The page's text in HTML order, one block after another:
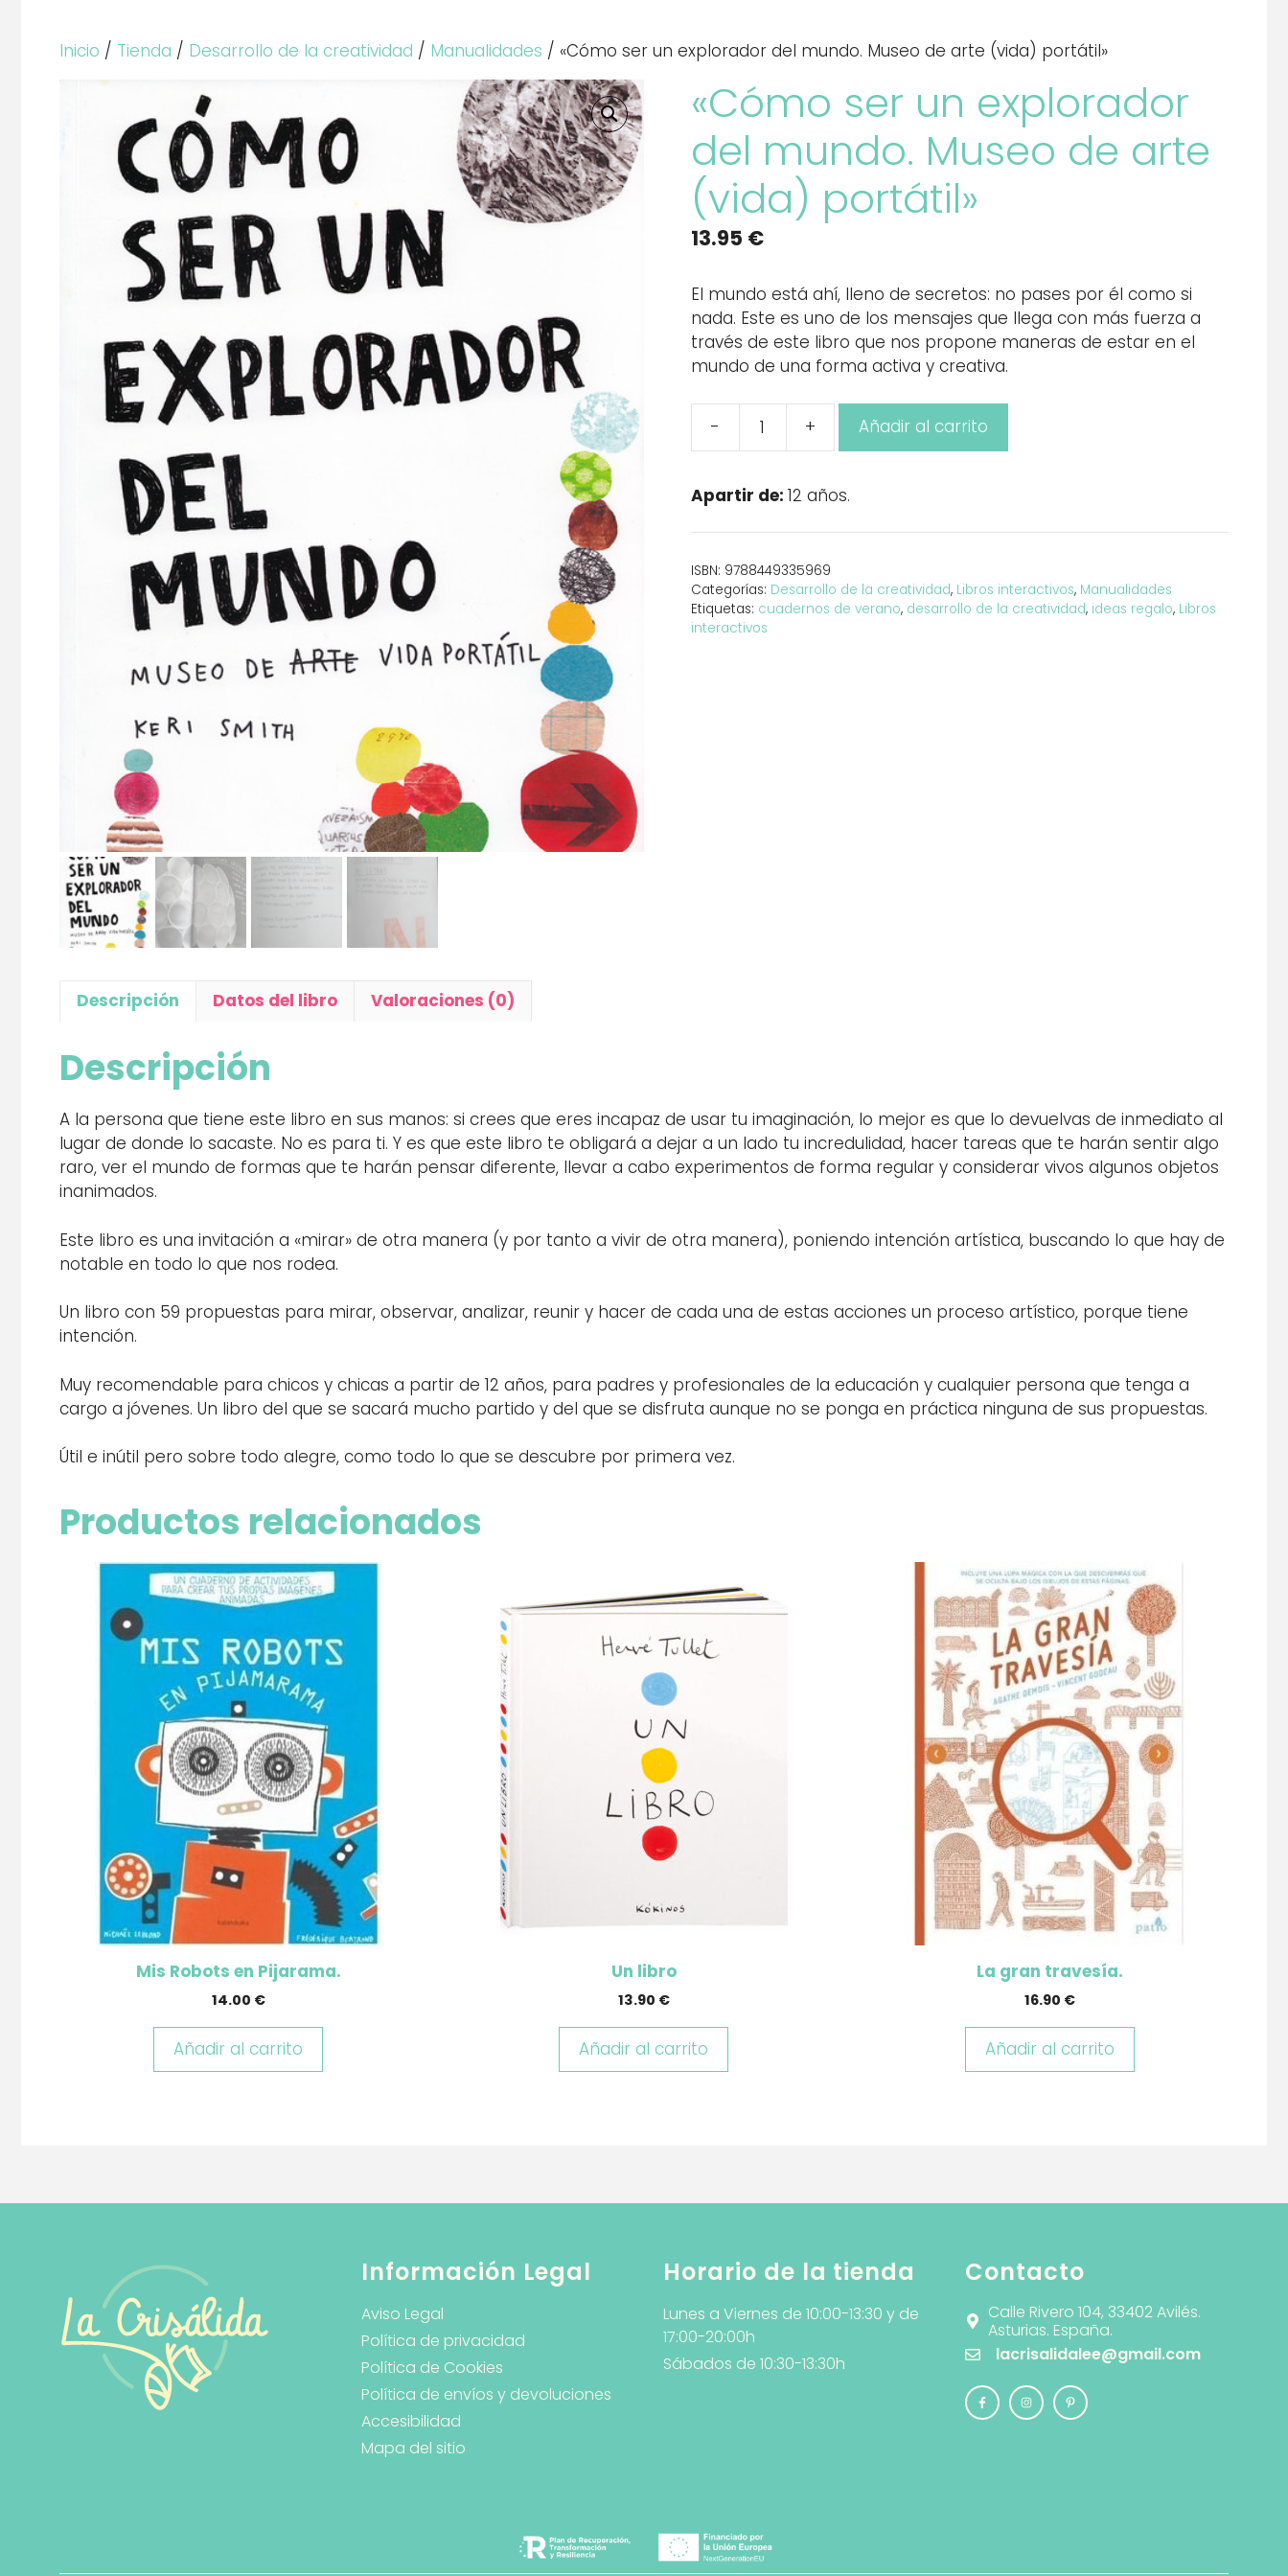
Inicio / Tienda / Desarrollo de la creatividad / Manualidades / «Cómo ser un explorador del mundo. Museo de arte (vida) portátil»
«Cómo ser un explorador
del mundo. Museo de arte
(vida) portátil»
13.95 €
El mundo está ahí, lleno de secretos: no pases por él como si
nada. Este es uno de los mensajes que llega con más fuerza a
través de este libro que nos propone maneras de estar en el
mundo de una forma activa y creativa.
-
un
explorador
del
Museo
de
arte
+ Añadir al carrito
Apartir de: 12 años.
ISBN: 9788449335969
Categorías: Desarrollo de la creatividad, Libros interactivos, Manualidades
Etiquetas: cuadernos de verano, desarrollo de la creatividad, ideas regalo, Libros
interactivos
Descripción Datos del libro Valoraciones (0)
Descripción
A la persona que tiene este libro en sus manos: si crees que eres incapaz de usar tu imaginación, lo mejor es que lo devuelvas de inmediato al
lugar de donde lo sacaste. No es para ti. Y es que este libro te obligará a dejar a un lado tu incredulidad, hacer tareas que te harán sentir algo
raro, ver el mundo de formas que te harán pensar diferente, llevar a cabo experimentos de forma regular y considerar vivos algunos objetos
inanimados.
Este libro es una invitación a «mirar» de otra manera (y por tanto a vivir de otra manera), poniendo intención artística, buscando lo que hay de
notable en todo lo que nos rodea.
Un libro con 59 propuestas para mirar, observar, analizar, reunir y hacer de cada una de estas acciones un proceso artístico, porque tiene
intención.
Muy recomendable para chicos y chicas a partir de 12 años, para padres y profesionales de la educación y cualquier persona que tenga a
cargo a jóvenes. Un libro del que se sacará mucho partido y del que se disfruta aunque no se ponga en práctica ninguna de sus propuestas.
Útil e inútil pero sobre todo alegre, como todo lo que se descubre por primera vez.
Productos relacionados
Mis Robots en Pijarama.
14.00 €
Añadir al carrito
Un libro
13.90 €
Añadir al carrito
La gran travesía.
16.90 €
Añadir al carrito
Información Legal
Aviso Legal
Política de privacidad
Política de Cookies
Política de envíos y devoluciones
Accesibilidad
Mapa del sitio
Horario de la tienda
Lunes a Viernes de 10:00-13:30 y de
17:00-20:00h
Sábados de 10:30-13:30h
Contacto
Calle Rivero 104, 33402 Avilés.
Asturias. España.
lacrisalidalee@gmail.com